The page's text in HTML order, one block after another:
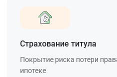
Страхование титула
Покрытие риска потери
ипотеке